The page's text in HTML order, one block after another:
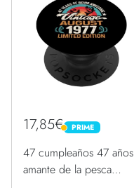
17,85€ PRIME
PRIME
47 cumpleaños 47 años
amante de la pesca